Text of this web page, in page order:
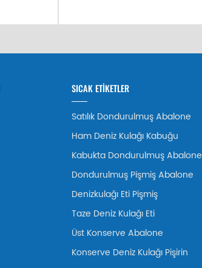
SICAK ETİKETLER
Satılık Dondurulmuş Abalone
Ham Deniz Kulağı Kabuğu
Kabukta Dondurulmuş Abalone
Dondurulmuş Pişmiş Abalone
Denizkulağı Eti Pişmiş
Taze Deniz Kulağı Eti
Üst Konserve Abalone
Konserve Deniz Kulağı Pişirin